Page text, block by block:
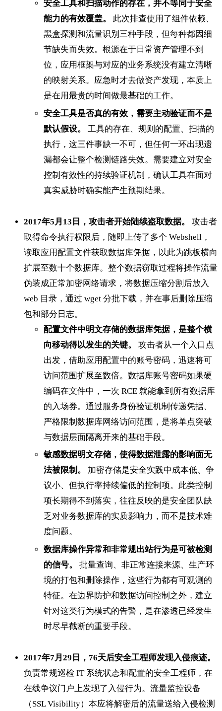
安全工具和扫描动作的存在，并不等同于安全
能力的有效覆盖。
此次排查使用了组件依赖、
黑盒探测和流量识别三种手段，但每种都因细
节缺失而失效。根源在于日常资产管理不到
位，应用框架与对应的业务系统没有建立清晰
的映射关系。应急时才去做资产发现，本质上
是在用最贵的时间做最基础的工作。
安全工具是否真的有效，需要主动验证而不是
默认假设。
工具的存在、规则的配置、扫描的
执行，这三件事缺一不可，但任何一环出现遗
漏都会让整个检测链路失效。需要建立对安全
控制有效性的持续验证机制，确认工具在面对
真实威胁时确实能产生预期结果。
2017年5月13日，攻击者开始陆续盗取数据。
攻击者
取得命令执行权限后，随即上传了多个 Webshell，
读取应用配置文件获取数据库凭据，以此为跳板横向
扩展至数十个数据库。整个数据窃取过程将操作流量
伪装成正常加密网络请求，将数据压缩分割后放入
web 目录，通过 wget 分批下载，并在事后删除压缩
包和部分日志。
配置文件中明文存储的数据库凭据，是整个横
向移动得以发生的关键。
攻击者从一个入口点
出发，借助应用配置中的账号密码，迅速将可
访问范围扩展至数倍。数据库账号密码如果硬
编码在文件中，一次 RCE 就能拿到所有数据库
的入场券。通过服务身份验证机制传递凭据、
严格限制数据库网络访问范围，是将单点突破
与数据层面隔离开来的基础手段。
敏感数据明文存储，使得数据泄露的影响面无
法被限制。
加密存储是安全实践中成本低、争
议小、但执行率持续偏低的控制项。此类控制
项长期得不到落实，往往反映的是安全团队缺
乏对业务数据库的实质影响力，而不是技术难
度问题。
数据库操作异常和非常规出站行为是可被检测
的信号。
批量查询、非正常连接来源、生产环
境的打包和删除操作，这些行为都有可观测的
特征。在边界防护和数据访问控制之外，建立
针对这类行为模式的告警，是在渗透已经发生
时尽早截断的重要手段。
2017年7月29日，76天后安全工程师发现入侵痕迹。
负责常规巡检 IT 系统状态和配置的安全工程师，在
在线争议门户上发现了入侵行为。流量监控设备
（SSL Visibility）本应将解密后的流量送给入侵检测